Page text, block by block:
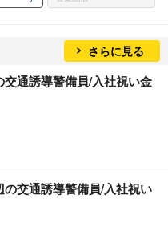
さらに見る
通誘導警備員/入社祝い金
交通誘導警備員/入社祝い